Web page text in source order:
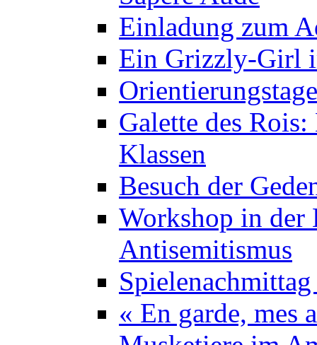
Einladung zum
Ein Grizzly-Girl
Galette des
Klassen
Besuch der
Workshop in der
Antisemitismus
« En garde, mes